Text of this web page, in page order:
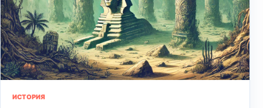
ИСТОРИЯ